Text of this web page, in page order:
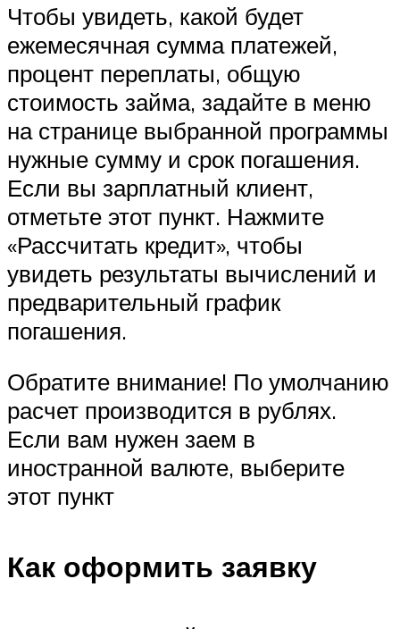
Чтобы увидеть, какой будет
ежемесячная сумма платежей,
процент переплаты, общую
стоимость займа, задайте в меню
на странице выбранной программы
нужные сумму и срок погашения.
Если вы зарплатный клиент,
отметьте этот пункт. Нажмите
«Рассчитать кредит», чтобы
увидеть результаты вычислений и
предварительный график
погашения.
Обратите внимание! По умолчанию
расчет производится в рублях.
Если вам нужен заем в
иностранной валюте, выберите
этот пункт
Как оформить заявку